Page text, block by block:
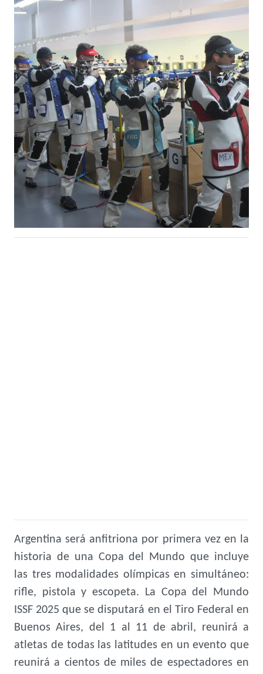
Argentina será anfitriona por primera vez en la
historia de una Copa del Mundo que incluye
las tres modalidades olímpicas en simultáneo:
rifle, pistola y escopeta. La Copa del Mundo
ISSF 2025 que se disputará en el Tiro Federal en
Buenos Aires, del 1 al 11 de abril, reunirá a
atletas de todas las latitudes en un evento que
reunirá a cientos de miles de espectadores en